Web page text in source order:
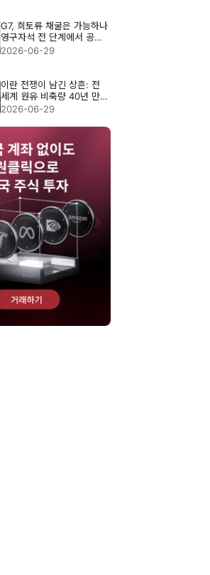
G7, 희토류 채굴은 가능하나
영구자석 전 단계에서 공급
망의 85%가 사라진다
2026-06-29
이란 전쟁이 남긴 상흔: 전
세계 원유 비축량 40년 만에
최저치로 추락
2026-06-29